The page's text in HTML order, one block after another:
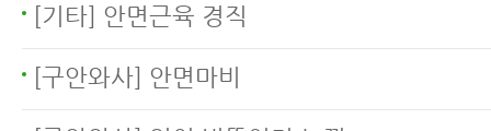
[기타] 안면근육 경직
[구안와사] 안면마비